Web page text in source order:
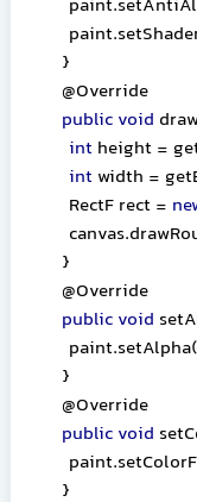
}
@Override
public void
int height =
int width =
RectF rect =
}
@Override
public void
}
@Override
public void
}